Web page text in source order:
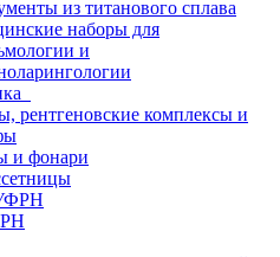
из титанового сплава
наборы для
и
рентгеновские комплексы и
и фонари